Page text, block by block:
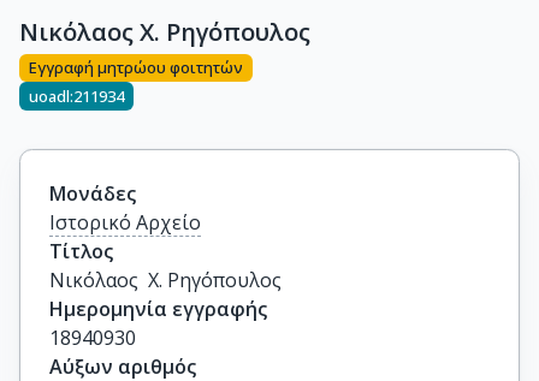
Νικόλαος Χ. Ρηγόπουλος
Εγγραφή μητρώου φοιτητών
uoadl:211934
Μονάδες
Ιστορικό Αρχείο
Τίτλος
Νικόλαος  Χ. Ρηγόπουλος
Ημερομηνία εγγραφής
18940930
Αύξων αριθμός